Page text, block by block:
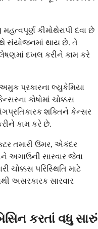
કીમોથેરાપી દવા છે
સંયોજનમાં થાય છે. તે
દખલ કરીને કામ કરે
પ્રકારના લ્યુકેમિયા
કોષોમાં ચોક્કસ
શક્તિને કેન્સર
કામ કરે છે.
તમારી ઉંમર, એકંદર
અગાઉની સારવાર જેવા
ચોક્કસ પરિસ્થિતિ માટે
અસરકારક સારવાર
કરતાં વધુ સારું